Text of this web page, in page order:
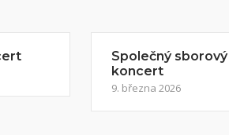
Společný sborový
koncert
9. března 2026